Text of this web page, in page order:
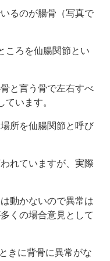
るのが腸骨（写真で
ころを仙腸関節とい
と言う骨で左右すべ
います。
所を仙腸関節と呼び
れていますが、実際
動かないので異常は
くの場合意見として
きに背骨に異常がな